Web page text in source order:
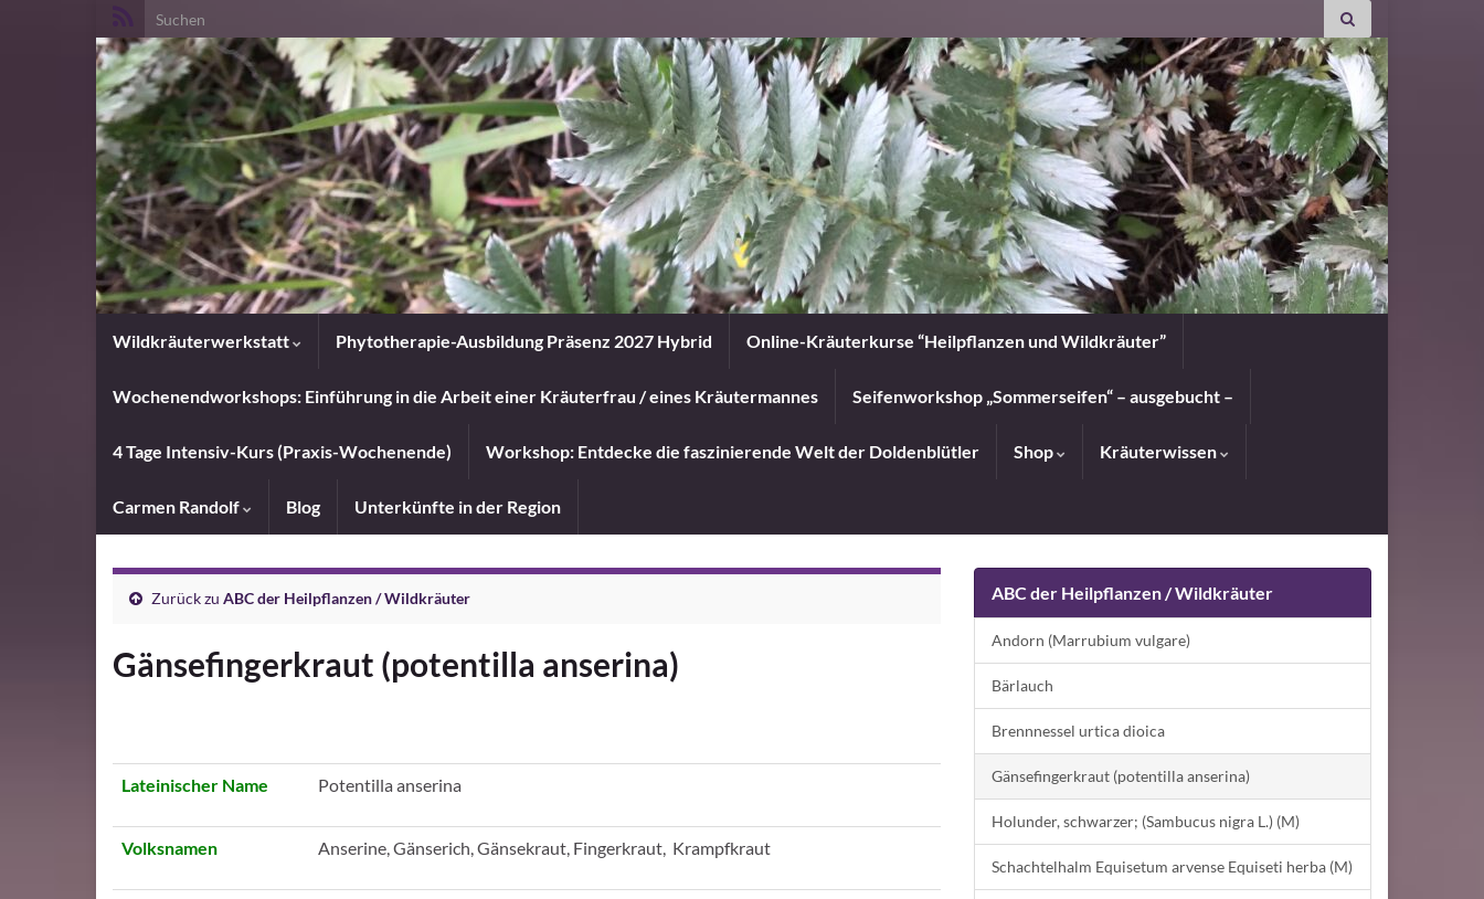
Search for:
Wildkräuterwerkstatt Phytotherapie-Ausbildung Präsenz 2027 Hybrid Online-Kräuterkurse “Heilpflanzen und Wildkräuter”
Wochenendworkshops: Einführung in die Arbeit einer Kräuterfrau / eines Kräutermannes Seifenworkshop „Sommerseifen“ – ausgebucht –
4 Tage Intensiv-Kurs (Praxis-Wochenende) Workshop: Entdecke die faszinierende Welt der Doldenblütler Shop Kräuterwissen
Carmen Randolf Blog Unterkünfte in der Region
Zurück zu ABC der Heilpflanzen / Wildkräuter
Gänsefingerkraut (potentilla anserina)
Lateinischer Name Potentilla anserina
Volksnamen Anserine, Gänserich, Gänsekraut, Fingerkraut, Krampfkraut
ABC der Heilpflanzen / Wildkräuter
Andorn (Marrubium vulgare)
Bärlauch
Brennnessel urtica dioica
Gänsefingerkraut (potentilla anserina)
Holunder, schwarzer; (Sambucus nigra L.) (M)
Schachtelhalm Equisetum arvense Equiseti herba (M)